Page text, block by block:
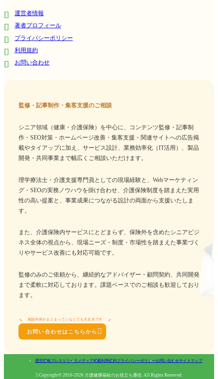
運営者情報
著者プロフィール
プライバシーポリシー
利用規約
お問い合わせ
監修・記事制作・集客支援のご相談
シニア領域（健康・介護保険）を中心に、コンテンツ監修・記事制
作・SEO対策・ホームページ改善・集客支援・関連サイトへの広告掲
載やタイアップに加え、サービス設計、業務効率化（IT活用）、製品
開発・共同事業まで幅広くご相談いただけます。
理学療法士・介護支援専門員としての現場経験と、Webマーケティン
グ・SEOの実務ノウハウを掛け合わせ、介護保険制度を踏まえた実用
性の高い提案と、事業成果につながる設計の両面から支援いたしま
す。
また、介護保険内サービスにとどまらず、保険外を含めたシニアビジ
ネス全体の視点から、現場ニーズ・制度・市場性を踏まえた事業づく
りやサービス改善にも対応可能です。
監修のみのご依頼から、継続的なアドバイザー・顧問契約、共同開発
まで柔軟に対応しております。課題ベースでのご相談も歓迎しており
ます。
相談内容がまとまっていなくても大丈夫です
お問い合わせはこちらから 
運営情報プレスリリース メディア掲載利用規約プライバシーポリシーお問い合わせサイトマップ
 Copyright© 2010-2026 介護健康福祉のお役立ち通信. All Rights Reserved.